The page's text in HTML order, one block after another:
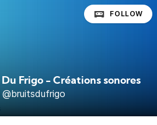
Frigo - Créations sonores
@bruitsdufrigo
FOLLOW